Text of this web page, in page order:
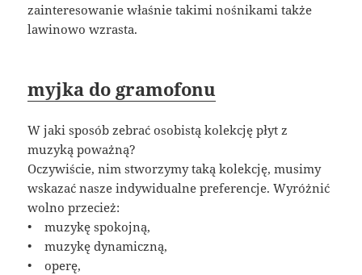
zainteresowanie właśnie takimi nośnikami także
lawinowo wzrasta.
myjka do gramofonu
W jaki sposób zebrać osobistą kolekcję płyt z
muzyką poważną?
Oczywiście, nim stworzymy taką kolekcję, musimy
wskazać nasze indywidualne preferencje. Wyróżnić
wolno przecież:
• muzykę spokojną,
• muzykę dynamiczną,
• operę,